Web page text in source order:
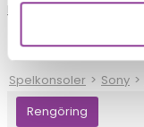
Reparationer
Spelkonsoler > Sony >
Rengöring